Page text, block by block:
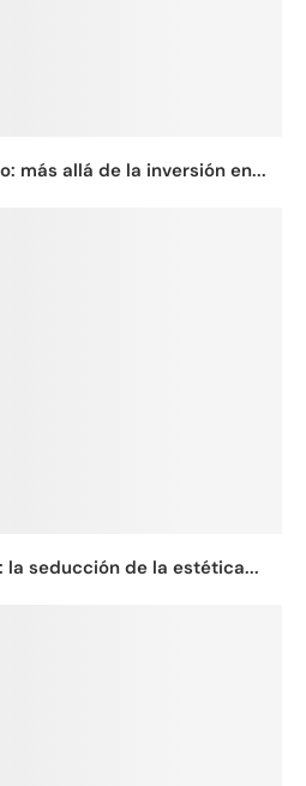
más allá de la inversión en...
la seducción de la estética...